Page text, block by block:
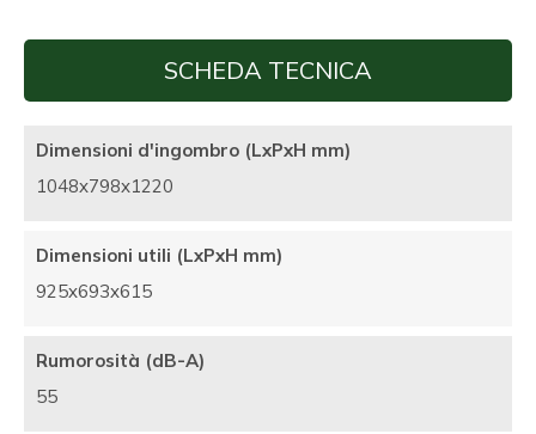
SCHEDA TECNICA
Dimensioni d'ingombro (LxPxH mm)
1048x798x1220
Dimensioni utili (LxPxH mm)
925x693x615
Rumorosità (dB-A)
55